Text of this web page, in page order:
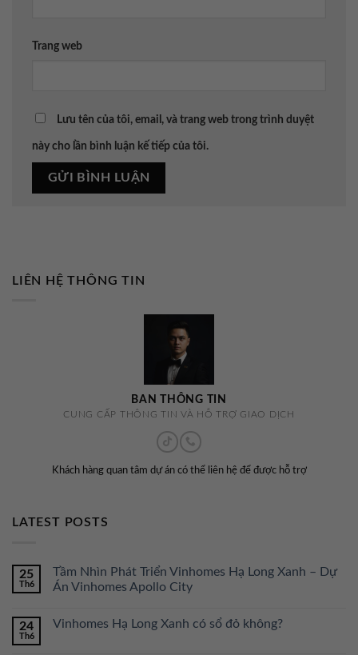
Trang web
Lưu tên của tôi, email, và trang web trong trình duyệt
này cho lần bình luận kế tiếp của tôi.
LIÊN HỆ THÔNG TIN
BAN THÔNG TIN
CUNG CẤP THÔNG TIN VÀ HỖ TRỢ GIAO DỊCH
Khách hàng quan tâm dự án có thể liên hệ để được hỗ trợ
LATEST POSTS
25
Th6
Tầm Nhìn Phát Triển Vinhomes Hạ Long Xanh – Dự
Án Vinhomes Apollo City
24
Th6
Vinhomes Hạ Long Xanh có sổ đỏ không?